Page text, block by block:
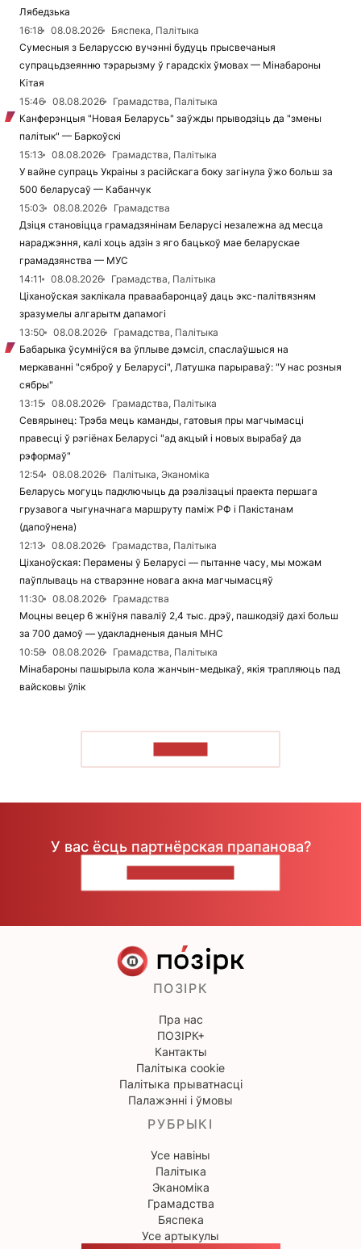
Лябедзька
16:18
08.08.2026
Бяспека, Палітыка
Сумесныя з Беларуссю вучэнні будуць прысвечаныя
супрацьдзеянню тэрарызму ў гарадскіх ўмовах — Мінабароны
Кітая
15:46
08.08.2026
Грамадства, Палітыка
Канферэнцыя "Новая Беларусь" заўжды прыводзіць да "змены
палітык" — Баркоўскі
15:13
08.08.2026
Грамадства, Палітыка
У вайне супраць Украіны з расійскага боку загінула ўжо больш за
500 беларусаў — Кабанчук
15:03
08.08.2026
Грамадства
Дзіця становіцца грамадзянінам Беларусі незалежна ад месца
нараджэння, калі хоць адзін з яго бацькоў мае беларускае
грамадзянства — МУС
14:11
08.08.2026
Грамадства, Палітыка
Ціханоўская заклікала праваабаронцаў даць экс-палітвязням
зразумелы алгарытм дапамогі
13:50
08.08.2026
Грамадства, Палітыка
Бабарыка ўсумніўся ва ўплыве дэмсіл, спаслаўшыся на
меркаванні "сяброў у Беларусі", Латушка парыраваў: "У нас розныя
сябры"
13:15
08.08.2026
Грамадства, Палітыка
Севярынец: Трэба мець каманды, гатовыя пры магчымасці
правесці ў рэгіёнах Беларусі "ад акцый і новых вырабаў да
рэформаў"
12:54
08.08.2026
Палітыка, Эканоміка
Беларусь могуць падключыць да рэалізацыі праекта першага
грузавога чыгуначнага маршруту паміж РФ і Пакістанам
(дапоўнена)
12:13
08.08.2026
Грамадства, Палітыка
Ціханоўская: Перамены ў Беларусі — пытанне часу, мы можам
паўплываць на стварэнне новага акна магчымасцяў
11:30
08.08.2026
Грамадства
Моцны вецер 6 жніўня паваліў 2,4 тыс. дрэў, пашкодзіў дахі больш
за 700 дамоў — удакладненыя даныя МНС
10:58
08.08.2026
Грамадства, Палітыка
Мінабароны пашырыла кола жанчын-медыкаў, якія трапляюць пад
вайсковы ўлік
У вас ёсць партнёрская прапанова?
ПОЗІРК
Пра нас
ПОЗІРК+
Кантакты
Палітыка cookie
Палітыка прыватнасці
Палажэнні і ўмовы
РУБРЫКІ
Усе навіны
Палітыка
Эканоміка
Грамадства
Бяспека
Усе артыкулы